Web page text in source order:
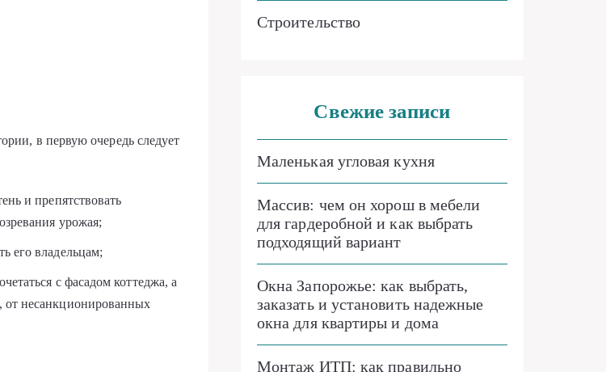
в первую очередь следует
и препятствовать
урожая;
его владельцам;
с фасадом коттеджа, а
от несанкционированных
Строительство
Свежие записи
Маленькая угловая кухня
Массив: чем он хорош в мебели
для гардеробной и как выбрать
подходящий вариант
Окна Запорожье: как выбрать,
заказать и установить надежные
окна для квартиры и дома
Монтаж ИТП: как правильно